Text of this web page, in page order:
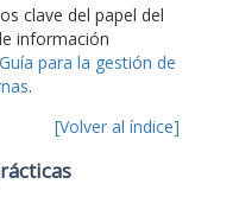
clave del papel del
información
Guía para la gestión de
.
[Volver al índice]